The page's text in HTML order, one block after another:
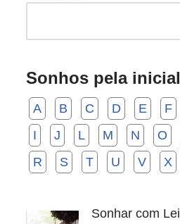
Sonhos pela inicial
A B C D E F
I
J L M N O
R
S T U V X
Sonhar com